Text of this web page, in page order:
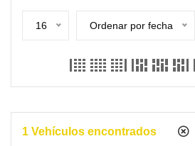
16 Ordenar por fecha
1 Vehículos encontrados